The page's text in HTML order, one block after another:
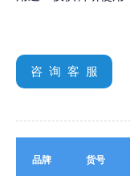
咨 询 客 服
品牌 货号